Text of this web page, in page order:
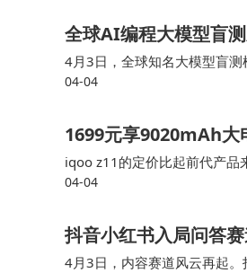
论。
全球AI编程大模型盲
4月3日，全球知名大模型盲
Qwen 3.6-Plus登上全球榜单
04-04
1699元享9020mAh大
iqoo z11的定价比起前代产品
概比之前贵了几百元的样子，
04-04
抖音小红书入局问答
4月3日，内容赛道风云再起。